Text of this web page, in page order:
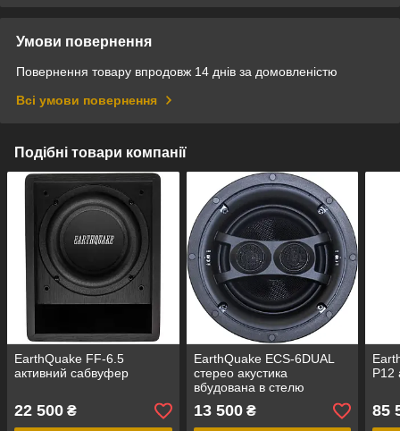
Умови повернення
Повернення товару впродовж 14 днів за домовленістю
Всі умови повернення
Подібні товари компанії
EarthQuake FF-6.5
активний сабвуфер
22 500 ₴
EarthQuake ECS-6DUAL
стерео акустика
вбудована в стелю
13 500₴
P12
85